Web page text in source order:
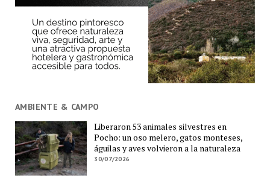
AMBIENTE & CAMPO
Liberaron 53 animales silvestres en
Pocho: un oso melero, gatos monteses,
águilas y aves volvieron a la naturaleza
30/07/2026